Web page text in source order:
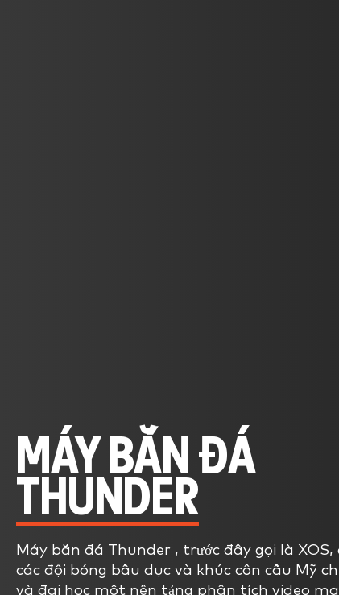
MÁY BẮN ĐÁ
THUNDER
Máy bắn đá Thunder , trước đây gọi là XOS,
các đội bóng bầu dục và khúc côn cầu Mỹ
và đại học một nền tảng phân tích video